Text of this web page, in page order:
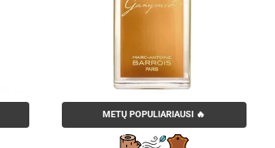
METŲ POPULIARIAUSI 🔥